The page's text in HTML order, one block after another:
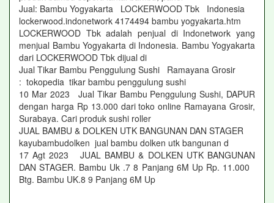
Jual: Bambu Yogyakarta LOCKERWOOD Tbk Indonesia
lockerwood.indonetwork 4174494 bambu yogyakarta.htm
LOCKERWOOD Tbk adalah penjual di Indonetwork yang
menjual Bambu Yogyakarta di Indonesia. Bambu Yogyakarta
dari LOCKERWOOD Tbk dijual di
Jual Tikar Bambu Penggulung Sushi Ramayana Grosir
: tokopedia tikar bambu penggulung sushi
10 Mar 2023 Jual Tikar Bambu Penggulung Sushi, DAPUR
dengan harga Rp 13.000 dari toko online Ramayana Grosir,
Surabaya. Cari produk sushi roller
JUAL BAMBU & DOLKEN UTK BANGUNAN DAN STAGER
kayubambudolken jual bambu dolken utk bangunan d
17 Agt 2023 JUAL BAMBU & DOLKEN UTK BANGUNAN
DAN STAGER. Bambu Uk .7 8 Panjang 6M Up Rp. 11.000
Btg. Bambu UK.8 9 Panjang 6M Up